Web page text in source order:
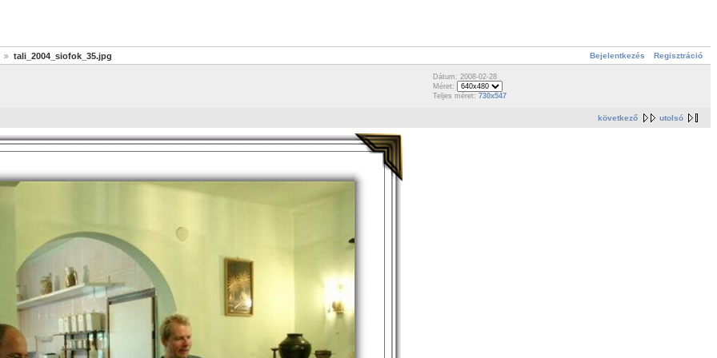
Bejelentkezés Regisztráció
tali_2004_siofok_35.jpg
Dátum: 2008-02-28
Méret:
Teljes méret: 730x547
következő utolsó